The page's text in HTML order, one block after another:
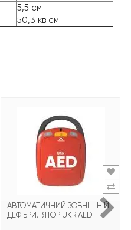
5,5 см
50,3 кв см
АВТОМАТИЧНИЙ ЗОВНІШНІЙ
ДЕФІБРИЛЯТОР UKR·AED